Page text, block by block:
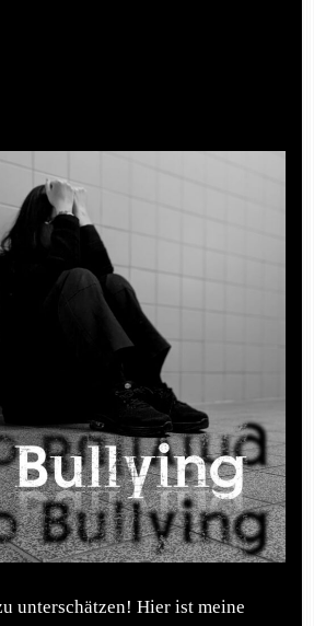
unterschätzen! Hier ist meine